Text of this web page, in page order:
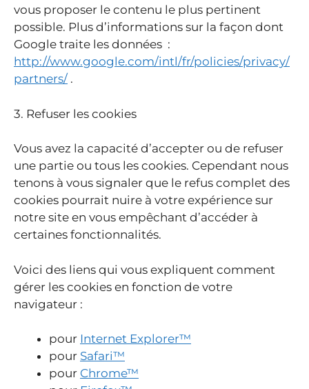
vous proposer le contenu le plus pertinent
possible. Plus d’informations sur la façon dont
Google traite les données :
http://www.google.com/intl/fr/policies/privacy/
partners/ .
3. Refuser les cookies
Vous avez la capacité d’accepter ou de refuser
une partie ou tous les cookies. Cependant nous
tenons à vous signaler que le refus complet des
cookies pourrait nuire à votre expérience sur
notre site en vous empêchant d’accéder à
certaines fonctionnalités.
Voici des liens qui vous expliquent comment
gérer les cookies en fonction de votre
navigateur :
pour Internet Explorer™
pour Safari™
pour Chrome™